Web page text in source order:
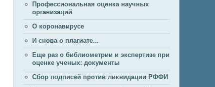
Профессиональная оценка научных
организаций
О коронавирусе
И снова о плагиате...
Еще раз о библиометрии и экспертизе при
оценке ученых: документы
Сбор подписей против ликвидации РФФИ